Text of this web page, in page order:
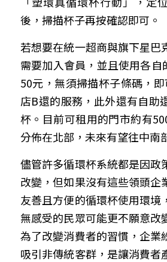
後，掃描杯子再按確認即可。
若想要在統一超商與旗下星巴
需要加入會員，並且使用各自
50元，無須掃描杯子條碼，
店B還的服務，此外還有自助
杯。目前可租用的門市約有
分佈在北部，未來有望往中南
儘管許多循環杯系統都是因政
改變，但如果沒有這些領頭企
友善且方便的循環杯使用環境
無感受的民眾可能更不願意改
為了改變消費者的習慣，企業
吸引非傳統客群，是讓消費者